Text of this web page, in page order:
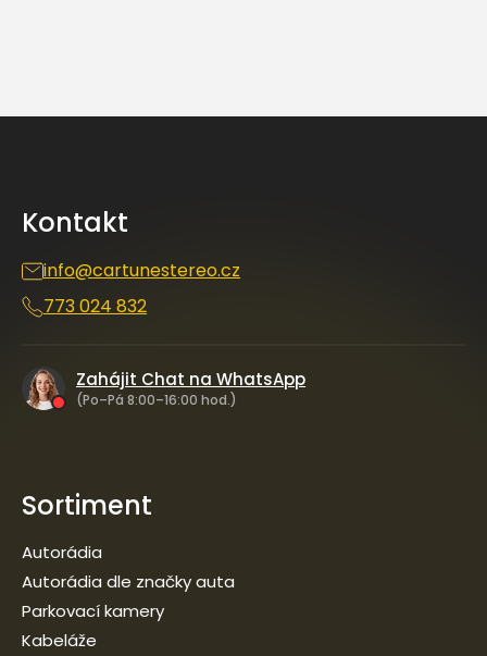
Kontakt
info@cartunestereo.cz
773 024 832
Zahájit Chat na WhatsApp
(Po–Pá 8:00–16:00 hod.)
Sortiment
Autorádia
Autorádia dle značky auta
Parkovací kamery
Kabeláže